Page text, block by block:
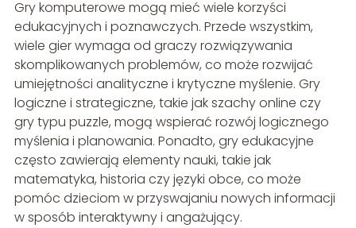
Gry komputerowe mogą mieć wiele korzyści
edukacyjnych i poznawczych. Przede wszystkim,
wiele gier wymaga od graczy rozwiązywania
skomplikowanych problemów, co może rozwijać
umiejętności analityczne i krytyczne myślenie. Gry
logiczne i strategiczne, takie jak szachy online czy
gry typu puzzle, mogą wspierać rozwój logicznego
myślenia i planowania. Ponadto, gry edukacyjne
często zawierają elementy nauki, takie jak
matematyka, historia czy języki obce, co może
pomóc dzieciom w przyswajaniu nowych informacji
w sposób interaktywny i angażujący.